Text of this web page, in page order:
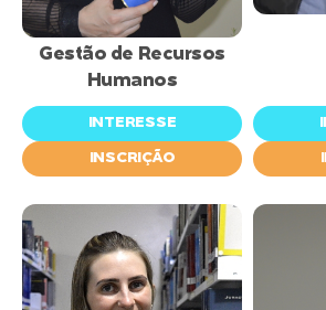
inscrições
abertas
Gestão de Recursos
Humanos
INTERESSE
INSCRIÇÃO